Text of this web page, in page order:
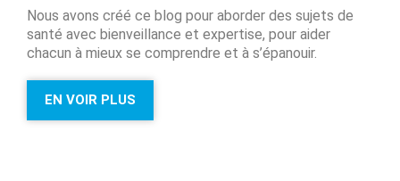
Nous avons créé ce blog pour aborder des sujets de
santé avec bienveillance et expertise, pour aider
chacun à mieux se comprendre et à s’épanouir.
EN VOIR PLUS